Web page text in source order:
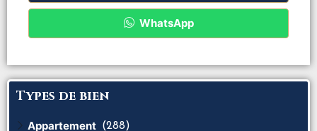
WhatsApp
Types de bien
Appartement (288)